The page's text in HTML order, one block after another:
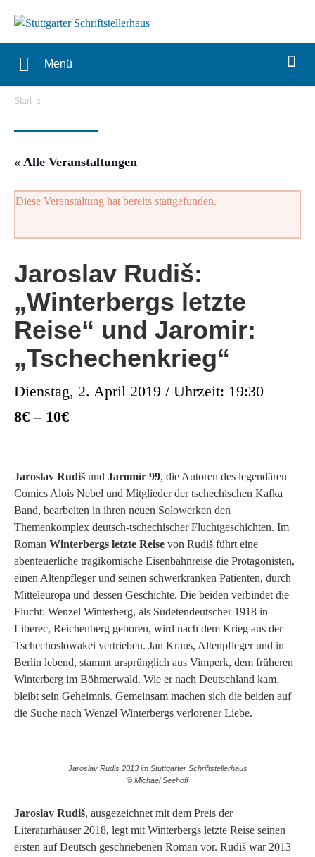
Menü
Start
« Alle Veranstaltungen
Diese Veranstaltung hat bereits stattgefunden.
Jaroslav Rudiš:
„Winterbergs letzte
Reise“ und Jaromir:
„Tschechenkrieg“
Dienstag, 2. April 2019 / Uhrzeit: 19:30
8€ – 10€
Jaroslav Rudiš und Jaromír 99, die Autoren des legendären
Comics Alois Nebel und Mitglieder der tschechischen Kafka
Band, bearbeiten in ihren neuen Solowerken den
Themenkomplex deutsch-tschechischer Fluchtgeschichten. Im
Roman Winterbergs letzte Reise von Rudiš führt eine
abenteuerliche tragikomische Eisenbahnreise die Protagonisten,
einen Altenpfleger und seinen schwerkranken Patienten, durch
Mitteleuropa und dessen Geschichte. Die beiden verbindet die
Flucht: Wenzel Winterberg, als Sudetendeutscher 1918 in
Liberec, Reichenberg geboren, wird nach dem Krieg aus der
Tschechoslowakei vertrieben. Jan Kraus, Altenpfleger und in
Berlin lebend, stammt ursprünglich aus Vimperk, dem früheren
Winterberg im Böhmerwald. Wie er nach Deutschland kam,
bleibt sein Geheimnis. Gemeinsam machen sich die beiden auf
die Suche nach Wenzel Winterbergs verlorener Liebe.
Jaroslav Rudis 2013 im Stuttgarter Schriftstellerhaus
© Michael Seehoff
Jaroslav Rudiš, ausgezeichnet mit dem Preis der
Literaturhäuser 2018, legt mit Winterbergs letzte Reise seinen
ersten auf Deutsch geschriebenen Roman vor. Rudiš war 2013